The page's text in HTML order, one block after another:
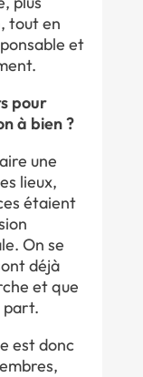
tout en
et
pour
à bien ?
une
lieux,
étaient
On se
déjà
et que
part.
est donc